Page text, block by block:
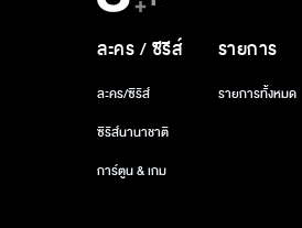
ละคร / ซีรีส์
ละคร/ซีรีส์
ซีรีส์นานาชาติ
การ์ตูน & เกม
รายการ
รายการทั้งหมด